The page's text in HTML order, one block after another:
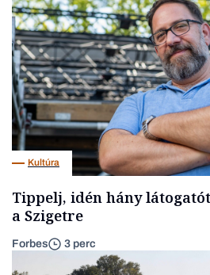
Kultúra
Tippelj, idén hány
a Szigetre
Forbes 3 perc